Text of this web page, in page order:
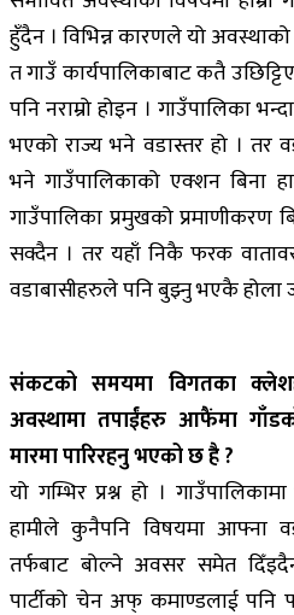
हुँदैन । विभिन्न कारणले यो अवस्थाको
त गाउँ कार्यपालिकाबाट कतै
पनि नराम्रो होइन । गाउँपालिका
भएको राज्य भने वडास्तर हो ।
भने गाउँपालिकाको एक्शन बिना
गाउँपालिका प्रमुखको प्रमाणीकरण
सक्दैन । तर यहाँ निकै फरक
वडाबासीहरुले पनि बुझ्नु भएकै होला
संकटको समयमा विगतका
अवस्थामा तपाईंहरु आफैंमा
मारमा पारिरहनु भएको छ है ?
यो गम्भिर प्रश्न हो ।
हामीले कुनैपनि विषयमा आफ्ना
तर्फबाट बोल्ने अवसर समेत
पार्टीको चेन अफ् कमाण्डलाई पनि